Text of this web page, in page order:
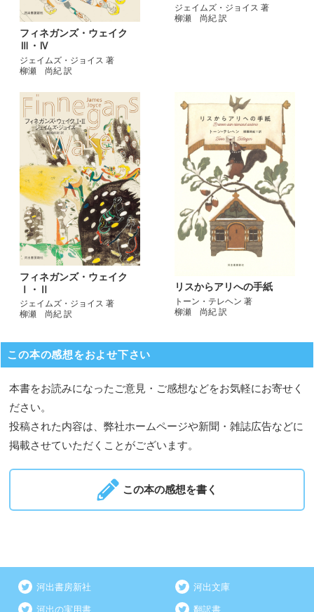
フィネガンズ・ウェイク
Ⅲ・Ⅳ
ジェイムズ・ジョイス 著
柳瀬 尚紀 訳
ジェイムズ・ジョイス 著
柳瀬 尚紀 訳
フィネガンズ・ウェイク
Ⅰ・Ⅱ
ジェイムズ・ジョイス 著
柳瀬 尚紀 訳
リスからアリへの手紙
トーン・テレヘン 著
柳瀬 尚紀 訳
この本の感想をおよせ下さい
本書をお読みになったご意見・ご感想などをお気軽にお寄せく
ださい。
投稿された内容は、弊社ホームページや新聞・雑誌広告などに
掲載させていただくことがございます。
この本の感想を書く
河出書房新社 河出文庫
河出の実用書 翻訳書